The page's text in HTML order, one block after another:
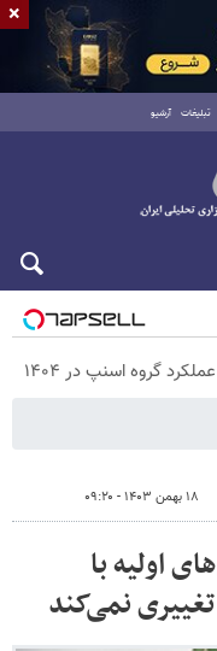
تبلیغات آرشیو
گروه اسنپ در ۱۴۰۴
۱۸ بهمن ۱۴۰۳ - ۰۹:۲۰
اولیه با
نمی‌کند
×